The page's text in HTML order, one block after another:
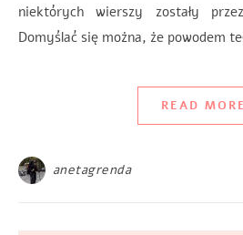
niektórych wierszy zostały
Domyślać się można, że powodem
READ MORE
anetagrenda